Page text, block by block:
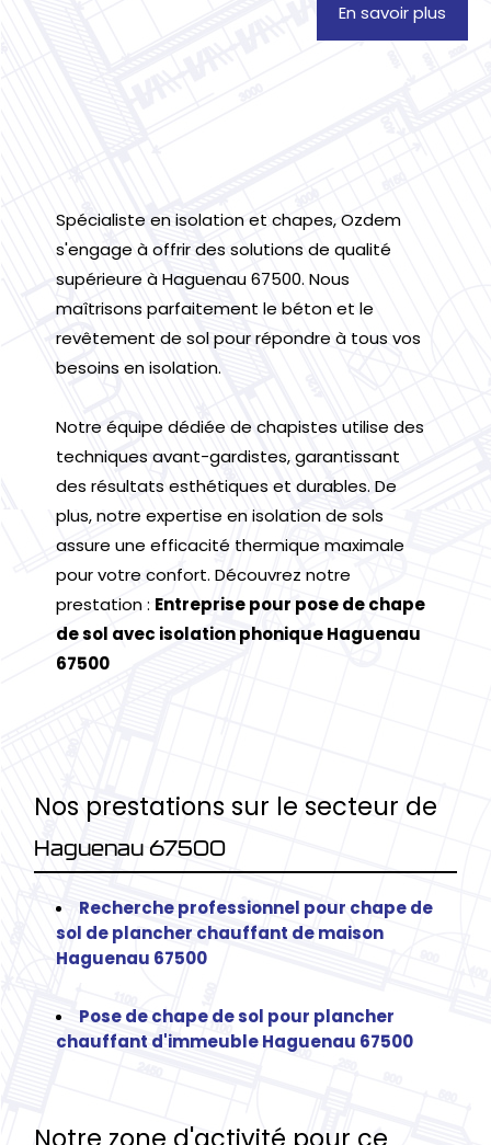
En savoir plus
Spécialiste en isolation et chapes, Ozdem
s'engage à offrir des solutions de qualité
supérieure à Haguenau 67500. Nous
maîtrisons parfaitement le béton et le
revêtement de sol pour répondre à tous vos
besoins en isolation.
Notre équipe dédiée de chapistes utilise des
techniques avant-gardistes, garantissant
des résultats esthétiques et durables. De
plus, notre expertise en isolation de sols
assure une efficacité thermique maximale
pour votre confort. Découvrez notre
prestation : Entreprise pour pose de chape
de sol avec isolation phonique Haguenau
67500
Nos prestations sur le secteur de
Haguenau 67500
Recherche professionnel pour chape de
sol de plancher chauffant de maison
Haguenau 67500
Pose de chape de sol pour plancher
chauffant d'immeuble Haguenau 67500
Notre zone d'activité pour ce